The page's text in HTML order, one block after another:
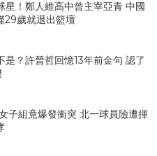
星！鄭人維高中曾主宰亞青 中國
29歲就退出籃壇
是？許晉哲回憶13年前金句 認了
子組竟爆發衝突 北一球員險遭揮